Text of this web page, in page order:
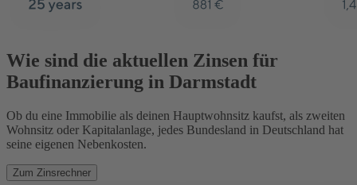
Wie sind die aktuellen Zinsen für
Baufinanzierung in Darmstadt
Ob du eine Immobilie als deinen Hauptwohnsitz kaufst, als zweiten
Wohnsitz oder Kapitalanlage, jedes Bundesland in Deutschland hat
seine eigenen Nebenkosten.
Zum Zinsrechner